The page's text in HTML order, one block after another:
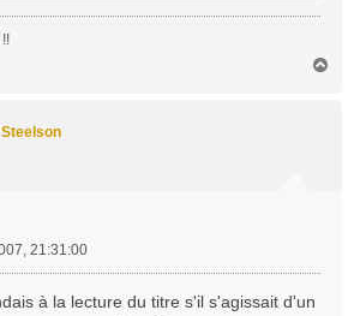
Steelson
21:31:00
à la lecture du titre s'il s'agissait d'un